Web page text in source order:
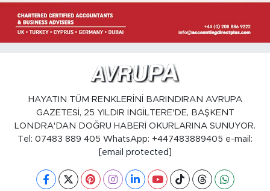
HAYATIN TÜM RENKLERİNİ BARINDIRAN AVRUPA
GAZETESİ, 25 YILDIR İNGİLTERE'DE, BAŞKENT
LONDRA'DAN DOĞRU HABERİ OKURLARINA SUNUYOR.
Tel: 07483 889 405 WhatsApp: +447483889405 e-mail:
[email protected]